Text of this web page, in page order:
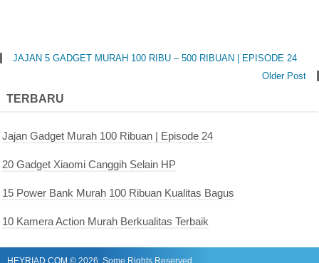
JAJAN 5 GADGET MURAH 100 RIBU – 500 RIBUAN | EPISODE 24
Older Post
TERBARU
Jajan Gadget Murah 100 Ribuan | Episode 24
20 Gadget Xiaomi Canggih Selain HP
15 Power Bank Murah 100 Ribuan Kualitas Bagus
10 Kamera Action Murah Berkualitas Terbaik